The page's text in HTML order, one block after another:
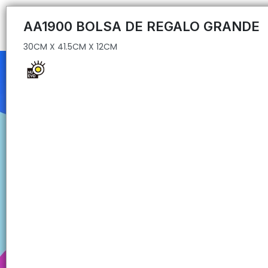
30CM X 41.5CM X 12CM
AA1900 BOLSA DE REGALO GRANDE
30CM X 41.5CM X 12CM